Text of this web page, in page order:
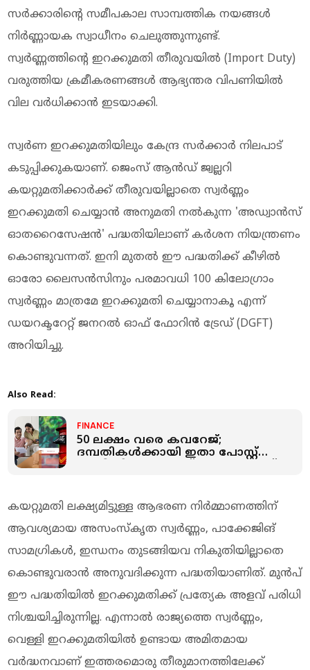
സർക്കാരിന്റെ സമീപകാല സാമ്പത്തിക നയങ്ങൾ
നിർണ്ണായക സ്വാധീനം ചെലുത്തുന്നുണ്ട്.
സ്വർണ്ണത്തിന്റെ ഇറക്കുമതി തീരുവയിൽ (Import Duty)
വരുത്തിയ ക്രമീകരണങ്ങൾ ആഭ്യന്തര വിപണിയിൽ
വില വർധിക്കാന്‍ ഇടയാക്കി.
സ്വര്‍ണ ഇറക്കുമതിയിലും കേന്ദ്ര സര്‍ക്കാര്‍ നിലപാട്
കടുപ്പിക്കുകയാണ്. ജെംസ് ആൻഡ് ജ്വല്ലറി
കയറ്റുമതിക്കാർക്ക് തീരുവയില്ലാതെ സ്വർണ്ണം
ഇറക്കുമതി ചെയ്യാൻ അനുമതി നൽകുന്ന 'അഡ്വാൻസ്
ഓതറൈസേഷൻ' പദ്ധതിയിലാണ് കർശന നിയന്ത്രണം
കൊണ്ടുവന്നത്. ഇനി മുതൽ ഈ പദ്ധതിക്ക് കീഴിൽ
ഓരോ ലൈസൻസിനും പരമാവധി 100 കിലോഗ്രാം
സ്വർണ്ണം മാത്രമേ ഇറക്കുമതി ചെയ്യാനാകൂ എന്ന്
ഡയറക്ടറേറ്റ് ജനറൽ ഓഫ് ഫോറിൻ ട്രേഡ് (DGFT)
അറിയിച്ചു.
Also Read:
FINANCE
50 ലക്ഷം വരെ കവറേജ്;
ദമ്പതികള്‍ക്കായി ഇതാ പോസ്റ്റ്
കയറ്റുമതി ലക്ഷ്യമിട്ടുള്ള ആഭരണ നിർമ്മാണത്തിന്
ആവശ്യമായ അസംസ്‌കൃത സ്വർണ്ണം, പാക്കേജിങ്
സാമഗ്രികൾ, ഇന്ധനം തുടങ്ങിയവ നികുതിയില്ലാതെ
കൊണ്ടുവരാൻ അനുവദിക്കുന്ന പദ്ധതിയാണിത്. മുൻപ്
ഈ പദ്ധതിയിൽ ഇറക്കുമതിക്ക് പ്രത്യേക അളവ് പരിധി
നിശ്ചയിച്ചിരുന്നില്ല. എന്നാൽ രാജ്യത്തെ സ്വർണ്ണം,
വെള്ളി ഇറക്കുമതിയിൽ ഉണ്ടായ അമിതമായ
വർദ്ധനവാണ് ഇത്തരമൊരു തീരുമാനത്തിലേക്ക്